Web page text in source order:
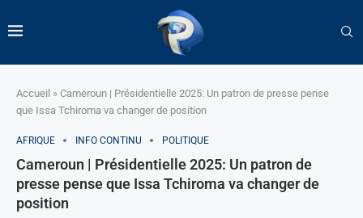
Accueil » Cameroun | Présidentielle 2025: Un patron de presse pense
que Issa Tchiroma va changer de position
AFRIQUE INFO CONTINU POLITIQUE
Cameroun | Présidentielle 2025: Un patron de
presse pense que Issa Tchiroma va changer de
position